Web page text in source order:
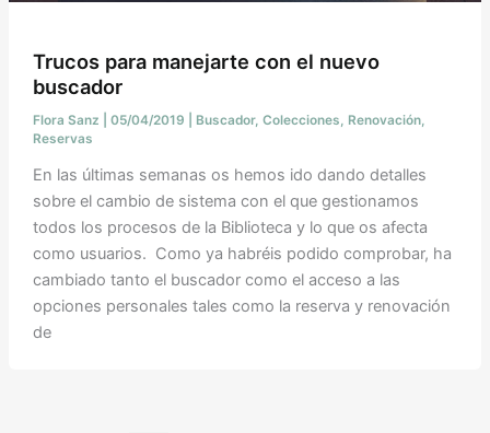
Trucos para manejarte con el nuevo
buscador
Flora Sanz 05/04/2019 Buscador, Colecciones, Renovación,
Reservas
En las últimas semanas os hemos ido dando detalles
sobre el cambio de sistema con el que gestionamos
todos los procesos de la Biblioteca y lo que os afecta
como usuarios. Como ya habréis podido comprobar, ha
cambiado tanto el buscador como el acceso a las
opciones personales tales como la reserva y renovación
de